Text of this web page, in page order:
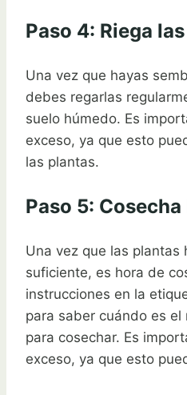
Paso 4: Riega
Una vez que hayas
debes regarlas
suelo húmedo. Es
exceso, ya que esto
las plantas.
Paso 5:
Una vez que las plantas
suficiente, es hora de
instrucciones en la
para saber cuándo es
para cosechar. Es
exceso, ya que esto